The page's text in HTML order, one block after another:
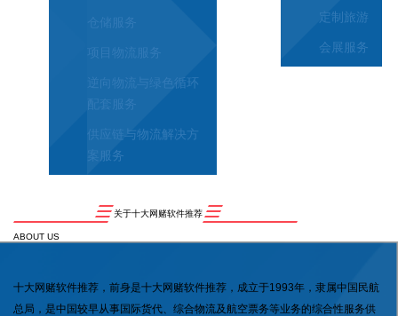
仓储服务
项目物流服务
逆向物流与绿色循环
配套服务
供应链与物流解决方
案服务
定制旅游
会展服务
关于十大网赌软件推荐
ABOUT US
十大网赌软件推荐，前身是十大网赌软件推荐，成立于1993年，隶属中国民航
总局，是中国较早从事国际货代、综合物流及航空票务等业务的综合性服务供